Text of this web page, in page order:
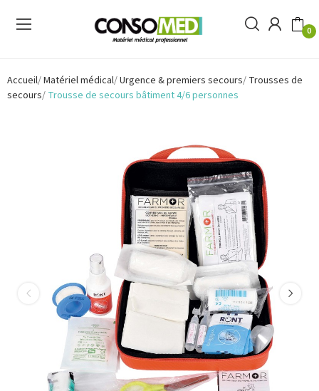
0
Accueil Matériel médical Urgence & premiers secours Trousses de
secours Trousse de secours bâtiment 4/6 personnes